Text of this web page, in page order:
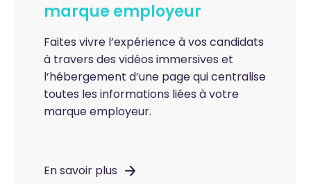
marque employeur
Faites vivre l’expérience à vos candidats
à travers des vidéos immersives et
l’hébergement d’une page qui centralise
toutes les informations liées à votre
marque employeur.
En savoir plus